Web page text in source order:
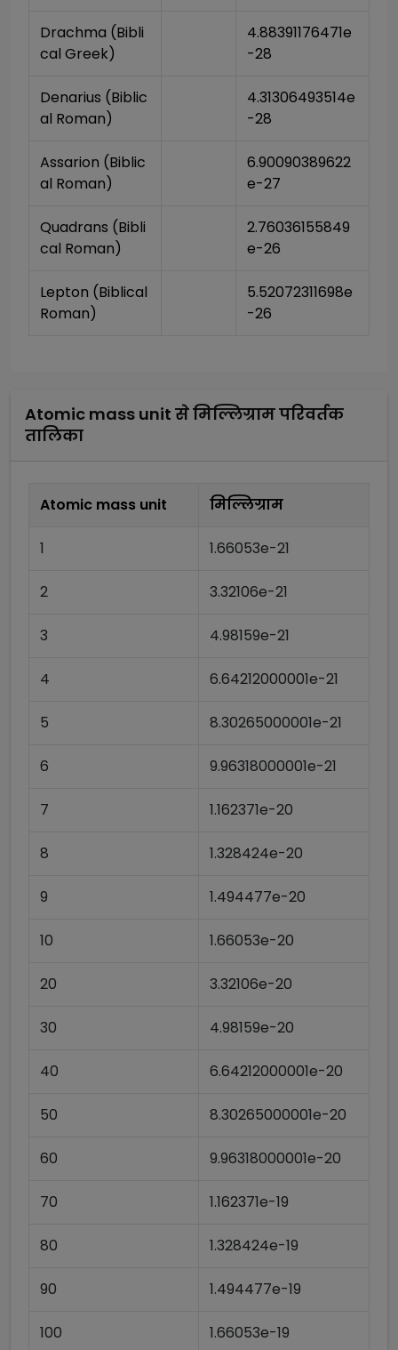
Drachma (Bibli
cal Greek)
4.88391176471e
-28
Denarius (Biblic
al Roman)
4.31306493514e
-28
Assarion (Biblic
al Roman)
6.90090389622
e-27
Quadrans (Bibli
cal Roman)
2.76036155849
e-26
Lepton (Biblical
Roman)
5.52072311698e
-26
Atomic mass unit सेमिल्लिग्रामपरिवर्तक
तालिका
Atomic mass unit मिल्लिग्राम
1 1.66053e-21
2 3.32106e-21
3 4.98159e-21
4 6.64212000001e-21
5 8.30265000001e-21
6 9.96318000001e-21
7 1.162371e-20
8 1.328424e-20
9 1.494477e-20
10 1.66053e-20
20 3.32106e-20
30 4.98159e-20
40 6.64212000001e-20
50 8.30265000001e-20
60 9.96318000001e-20
70 1.162371e-19
80 1.328424e-19
90 1.494477e-19
100 1.66053e-19